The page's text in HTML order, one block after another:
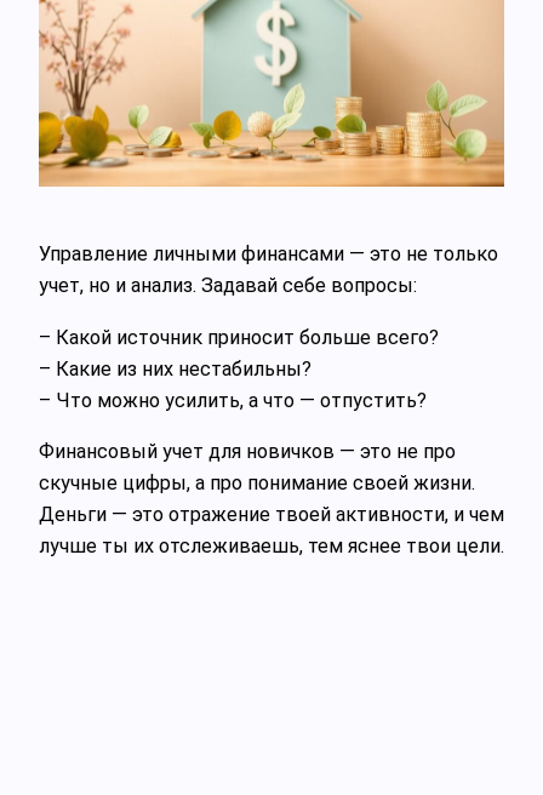
Управление личными финансами — это не только
учет, но и анализ. Задавай себе вопросы:
– Какой источник приносит больше всего?
– Какие из них нестабильны?
– Что можно усилить, а что — отпустить?
Финансовый учет для новичков — это не про
скучные цифры, а про понимание своей жизни.
Деньги — это отражение твоей активности, и чем
лучше ты их отслеживаешь, тем яснее твои цели.